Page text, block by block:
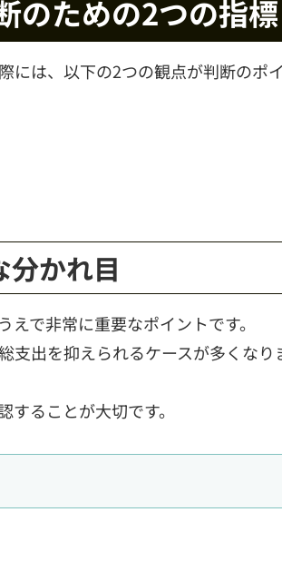
のための2つの指標
には、以下の2つの観点が判断のポ
かれ目
で非常に重要なポイントです。
支出を抑えられるケースが多くなり
ることが大切です。